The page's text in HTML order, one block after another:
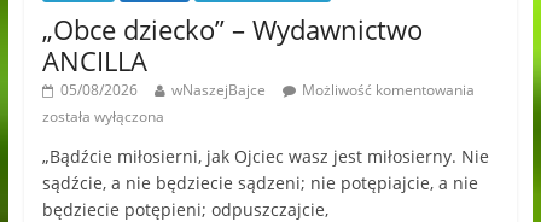
„Obce dziecko” – Wydawnictwo
ANCILLA
05/08/2026 wNaszejBajce
Możliwość komentowania
została wyłączona
„Bądźcie miłosierni, jak Ojciec wasz jest miłosierny. Nie
sądźcie, a nie będziecie sądzeni; nie potępiajcie, a nie
będziecie potępieni; odpuszczajcie,